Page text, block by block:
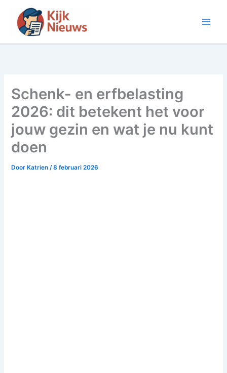
inhoud
Schenk- en erfbelasting
2026: dit betekent het voor
jouw gezin en wat je nu kunt
doen
Door Katrien/8 februari 2026